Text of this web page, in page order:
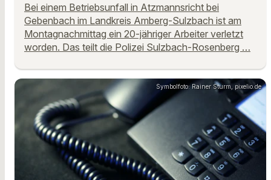
Bei einem Betriebsunfall in Atzmannsricht bei
Gebenbach im Landkreis Amberg-Sulzbach ist am
Montagnachmittag ein 20-jähriger Arbeiter verletzt
worden. Das teilt die Polizei Sulzbach-Rosenberg …
Symbolfoto: Rainer Sturm, pixelio.de